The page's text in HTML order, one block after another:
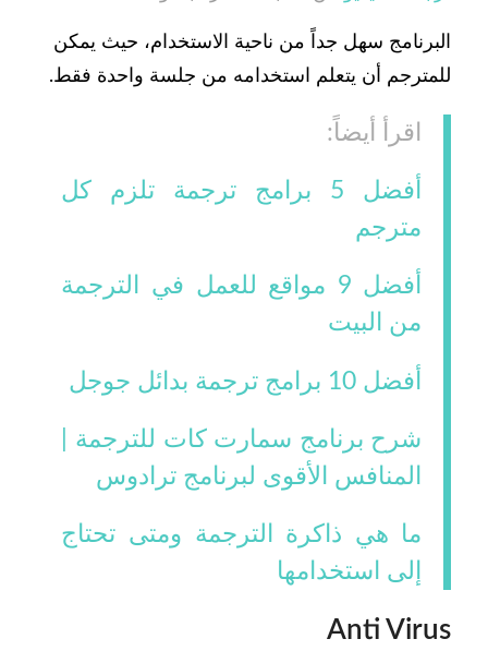
البرنامج سهل جداً من ناحية الاستخدام، حيث يمكن
للمترجم أن يتعلم استخدامه من جلسة واحدة فقط.
اقرأ أيضاً:
أفضل 5 برامج ترجمة تلزم كل
مترجم
أفضل 9 مواقع للعمل في الترجمة
من البيت
أفضل 10 برامج ترجمة بدائل جوجل
شرح برنامج سمارت كات للترجمة |
المنافس الأقوى لبرنامج ترادوس
ما هي ذاكرة الترجمة ومتى تحتاج
إلى استخدامها
Anti Virus